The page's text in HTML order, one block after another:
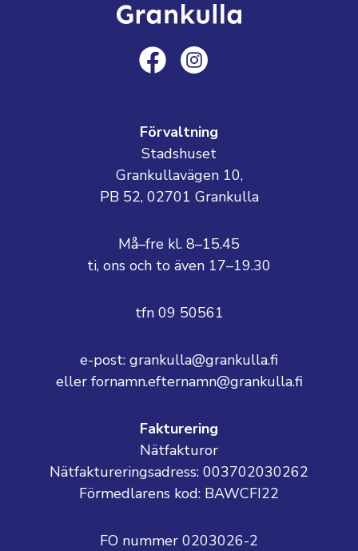
Förvaltning
Stadshuset
Grankullavägen 10,
PB 52, 02701 Grankulla
Må–fre kl. 8–15.45
ti, ons och to även 17–19.30
tfn 09 50561
e-post: grankulla@grankulla.fi
eller fornamn.efternamn@grankulla.fi
Fakturering
Nätfakturor
Nätfaktureringsadress: 003702030262
Förmedlarens kod: BAWCFI22
FO nummer 0203026-2